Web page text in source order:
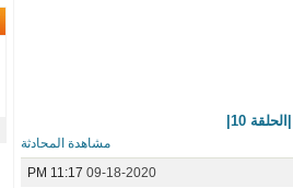
مشاهدة المحادثة
09-18-2020
11:17 PM